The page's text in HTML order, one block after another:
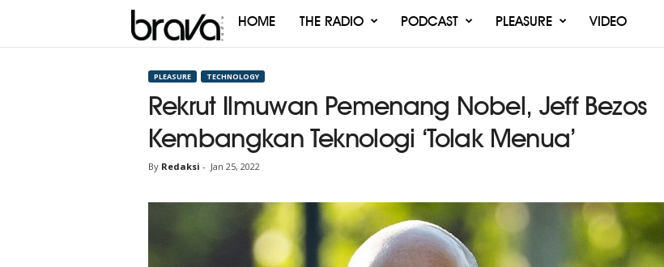
Brava
HOME THE RADIO PODCAST PLEASURE VIDEO
PLEASURE TECHNOLOGY
Rekrut Ilmuwan Pemenang Nobel, Jeff Bezos
Kembangkan Teknologi ‘Tolak Menua’
By Redaksi - Jan 25, 2022